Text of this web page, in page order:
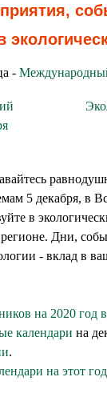
-
5 декабря, в
в
Дни,
- вклад в
на 2020 год
календари на
.
на этот